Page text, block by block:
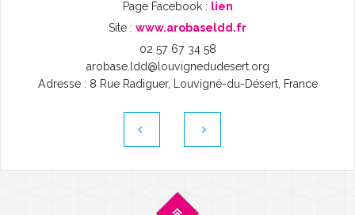
Page Facebook : lien
Site : www.arobaseldd.fr
02 57 67 34 58
arobase.ldd@louvignedudesert.org
Adresse : 8 Rue Radiguer, Louvigné-du-Désert, France